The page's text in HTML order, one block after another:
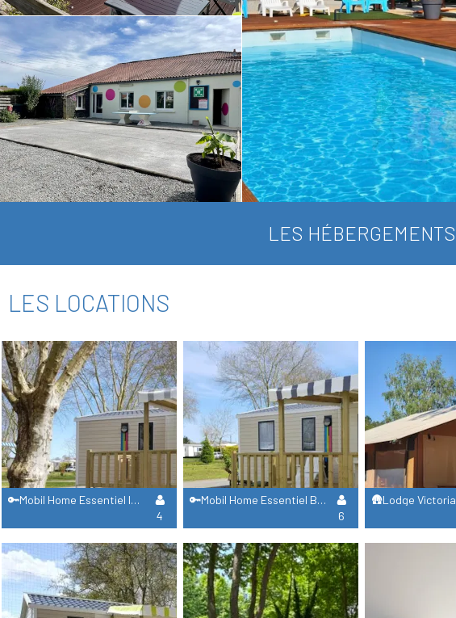
LES HÉBERGEMENTS
LES LOCATIONS
🔑Mobil Home Essentiel Ibiza Duo
4
🔑Mobil Home Essentiel Bermudes Trio
6
🛖Lodge Victoria